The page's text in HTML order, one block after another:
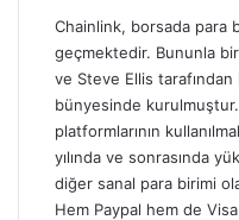
Chainlink, borsada para
geçmektedir. Bununla
ve Steve Ellis
bünyesinde
platformlarının
yılında ve sonrasında
diğer sanal para birimi
Hem Paypal hem de